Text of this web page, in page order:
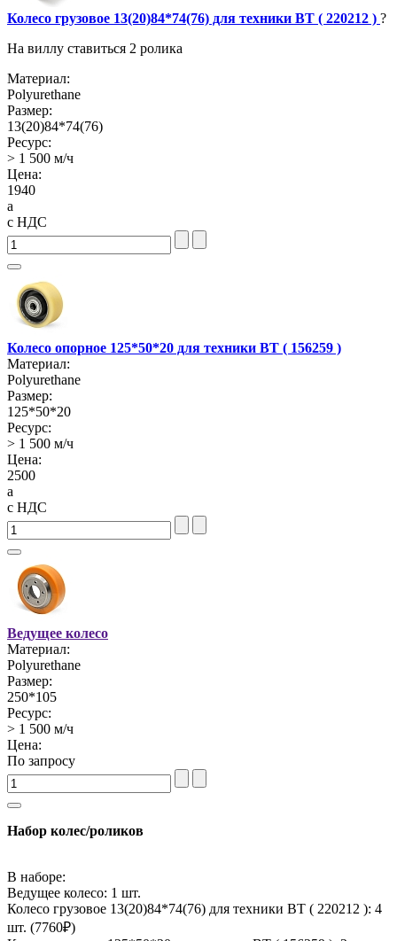
Колесо грузовое 13(20)84*74(76) для техники BT ( 220212 ) ?
На виллу ставиться 2 ролика
Материал:
Polyurethane
Размер:
13(20)84*74(76)
Ресурс:
> 1 500 м/ч
Цена:
1940
a
с НДС
Колесо опорное 125*50*20 для техники BT ( 156259 )
Материал:
Polyurethane
Размер:
125*50*20
Ресурс:
> 1 500 м/ч
Цена:
2500
a
с НДС
Ведущее колесо
Материал:
Polyurethane
Размер:
250*105
Ресурс:
> 1 500 м/ч
Цена:
По запросу
Набор колес/роликов
В наборе:
Ведущее колесо: 1 шт.
Колесо грузовое 13(20)84*74(76) для техники BT ( 220212 ): 4
шт. (7760₽)